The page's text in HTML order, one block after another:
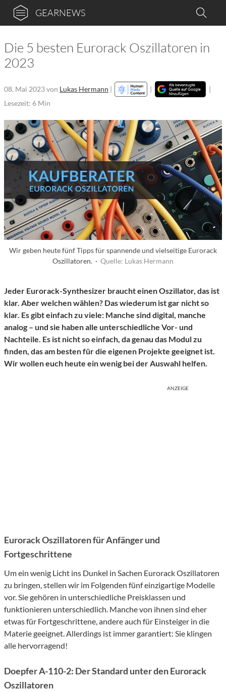
GEARNEWS
Die 5 besten Eurorack Oszillatoren in
2023
08. Mai 2023von Lukas Hermann | |
|
Lesezeit: 6 Min
Wir geben heute fünf Tipps für spannende und vielseitige Eurorack
Oszillatoren. · Quelle: Lukas Hermann
Jeder Eurorack-Synthesizer braucht einen Oszillator, das ist
klar. Aber welchen wählen? Das wiederum ist gar nicht so
klar. Es gibt einfach zu viele: Manche sind digital, manche
analog – und sie haben alle unterschiedliche Vor- und
Nachteile. Es ist nicht so einfach, da genau das Modul zu
finden, das am besten für die eigenen Projekte geeignet ist.
Wir wollen euch heute ein wenig bei der Auswahl helfen.
ANZEIGE
Eurorack Oszillatoren für Anfänger und
Fortgeschrittene
Um ein wenig Licht ins Dunkel in Sachen Eurorack Oszillatoren
zu bringen, stellen wir im Folgenden fünf einzigartige Modelle
vor. Sie gehören in unterschiedliche Preisklassen und
funktionieren unterschiedlich. Manche von ihnen sind eher
etwas für Fortgeschrittene, andere auch für Einsteiger in die
Materie geeignet. Allerdings ist immer garantiert: Sie klingen
alle hervorragend!
Doepfer A-110-2: Der Standard unter den Eurorack
Oszillatoren